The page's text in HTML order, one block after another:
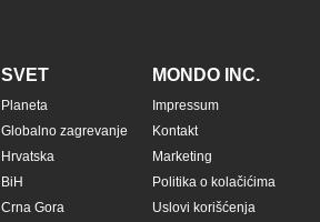
SVET
Planeta
Globalno zagrevanje
Hrvatska
BiH
Crna Gora
MONDO INC.
Impressum
Kontakt
Marketing
Politika o kolačićima
Uslovi korišćenja